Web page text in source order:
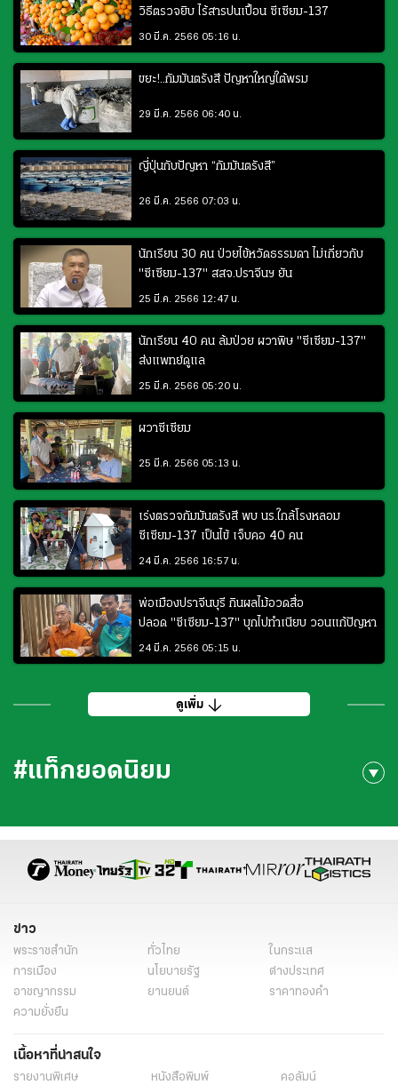
วิธีตรวจยิบ ไร้สารปนเปื้อน ซีเซียม-137
30 มี.ค. 2566 05:16 น.
ขยะ!..กัมมันตรังสี ปัญหาใหญ่ใต้พรม
29 มี.ค. 2566 06:40 น.
ญี่ปุ่นกับปัญหา “กัมมันตรังสี”
26 มี.ค. 2566 07:03 น.
นักเรียน 30 คน ป่วยไข้หวัดธรรมดา ไม่เกี่ยวกับ
"ซีเซียม-137" สสจ.ปราจีนฯ ยัน
25 มี.ค. 2566 12:47 น.
นักเรียน 40 คน ล้มป่วย ผวาพิษ "ซีเซียม-137"
ส่งแพทย์ดูแล
25 มี.ค. 2566 05:20 น.
ผวาซีเซียม
25 มี.ค. 2566 05:13 น.
เร่งตรวจกัมมันตรังสี พบ นร.ใกล้โรงหลอม
ซีเซียม-137 เป็นไข้ เจ็บคอ 40 คน
24 มี.ค. 2566 16:57 น.
พ่อเมืองปราจีนบุรี กินผลไม้อวดสื่อ
ปลอด "ซีเซียม-137" บุกไปทําเนียบ วอนแก้ปัญหา
24 มี.ค. 2566 05:15 น.
ดูเพิ่ม
#แท็กยอดนิยม
ข่าว
พระราชสำนัก ทั่วไทย
ในกระแส
การเมือง
นโยบายรัฐ
ต่างประเทศ
อาชญากรรม
ยานยนต์
ราคาทองคำ
ความยั่งยืน
เนื้อหาที่น่าสนใจ
รายงานพิเศษ หนังสือพิมพ์
คอลัมน์